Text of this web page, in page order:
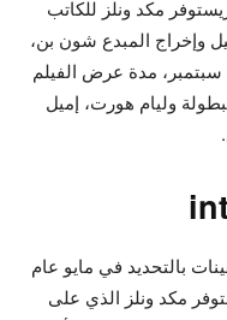
مكد ونلز للكاتب
وإخراج المبدع شون بن،
صدر العمل عام 2007م وبالتحديد في 21 سبتمبر، مدة عرض الفيلم
في البطولة وليام هورت، إميل
بالتحديد في مايو عام
مكد ونلز الذي على